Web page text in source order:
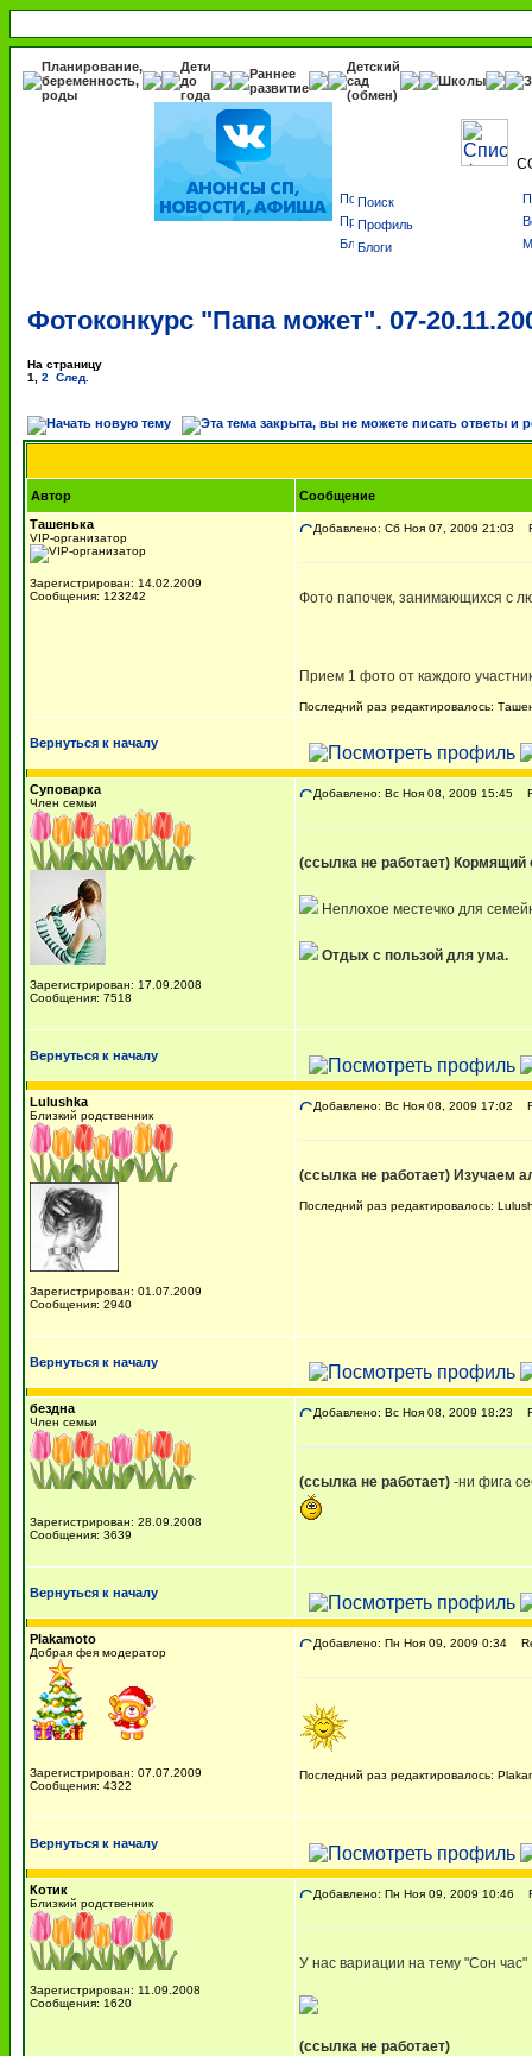
Планирование,
беременность,
роды
Дети
до
года
Раннее
развитие
Детский
сад
(обмен)
Школы
Поиск
Профиль
Блоги
Фотоконкурс "Папа может". 07-
На страницу
1
2 След.
Автор
Сообщение
Ташенька
VIP-организатор
Зарегистрирован: 14.02.2009
Сообщения: 123242
Добавлено: Сб Ноя 07, 2009 21:03
Фото папочек, занимающихся с
Прием 1 фото от каждого
Последний раз редактировалось:
Вернуться к началу
Суповарка
Член семьи
Зарегистрирован: 17.09.2008
Сообщения: 7518
Добавлено: Вс Ноя 08, 2009 15:45
(ссылка не работает) Кормящий
Неплохое местечко для
Отдых с пользой для ума.
Вернуться к началу
Lulushka
Близкий родственник
Зарегистрирован: 01.07.2009
Сообщения: 2940
Добавлено: Вс Ноя 08, 2009 17:02
(ссылка не работает) Изучаем
Последний раз редактировалось:
Вернуться к началу
бездна
Член семьи
Зарегистрирован: 28.09.2008
Сообщения: 3639
Добавлено: Вс Ноя 08, 2009 18:23
(ссылка не работает) -ни фига
Вернуться к началу
Plakamoto
Добрая фея модератор
Зарегистрирован: 07.07.2009
Сообщения: 4322
Добавлено: Пн Ноя 09, 2009 0:34
Последний раз редактировалось:
Вернуться к началу
Котик
Близкий родственник
Зарегистрирован: 11.09.2008
Сообщения: 1620
Добавлено: Пн Ноя 09, 2009 10:46
У нас вариации на тему "Сон час"
(ссылка не работает)